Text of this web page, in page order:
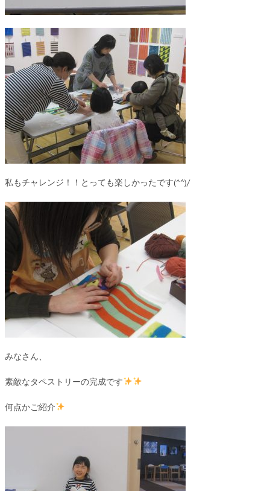
私もチャレンジ！！とっても楽しかったです(^^)/
みなさん、
素敵なタペストリーの完成です
何点かご紹介